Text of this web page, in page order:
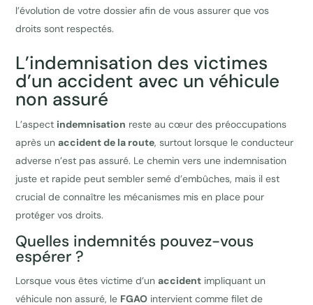
l’évolution de votre dossier afin de vous assurer que vos
droits sont respectés.
L’indemnisation des victimes
d’un accident avec un véhicule
non assuré
L’aspect indemnisation reste au cœur des préoccupations
après unaccident de la route, surtout lorsque le conducteur
adverse n’est pas assuré. Le chemin vers une indemnisation
juste et rapide peut sembler semé d’embûches, mais il est
crucial de connaître les mécanismes mis en place pour
protéger vos droits.
Quelles indemnités pouvez-vous
espérer ?
Lorsque vous êtes victime d’unaccident impliquant un
véhicule non assuré, le FGAO intervient comme filet de